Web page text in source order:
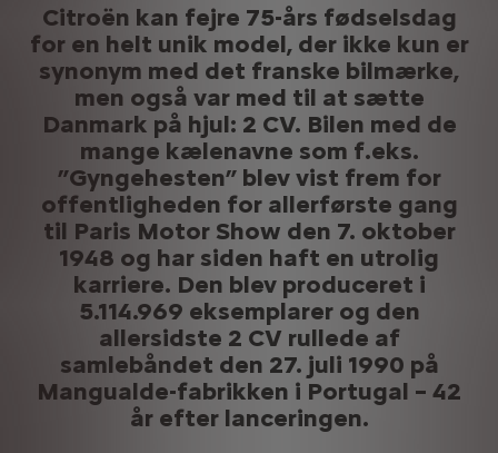
Citroën kan fejre 75-års fødselsdag
for en helt unik model, der ikke kun er
synonym med det franske bilmærke,
men også var med til at sætte
Danmark på hjul: 2 CV. Bilen med de
mange kælenavne som f.eks.
”Gyngehesten” blev vist frem for
offentligheden for allerførste gang
til Paris Motor Show den 7. oktober
1948 og har siden haft en utrolig
karriere. Den blev produceret i
5.114.969 eksemplarer og den
allersidste 2 CV rullede af
samlebåndet den 27. juli 1990 på
Mangualde-fabrikken i Portugal – 42
år efter lanceringen.